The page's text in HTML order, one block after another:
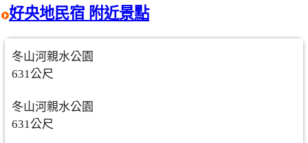
好央地民宿 附近景點
冬山河親水公園
631公尺
冬山河親水公園
631公尺